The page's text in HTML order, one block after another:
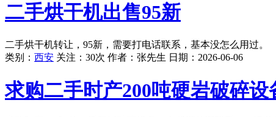
二手烘干机出售95新
二手烘干机转让，95新，需要打电话联系，基本没怎么用过。
类别： 西安 关注：30次 作者： 张先生 日期： 2026-06-06
求购二手时产200吨硬岩破碎设